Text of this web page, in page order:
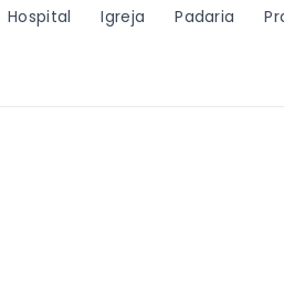
Hospital Igreja Padaria